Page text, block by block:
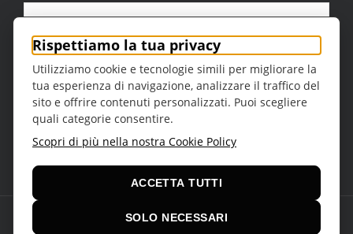
Sesso
2026 | Teatro della Regina Theme by
Rispettiamo la tua privacy
Utilizziamo cookie e tecnologie simili per migliorare la
tua esperienza di navigazione, analizzare il traffico del
sito e offrire contenuti personalizzati. Puoi scegliere
quali categorie consentire.
Scopri di più nella nostra Cookie Policy
ACCETTA TUTTI
SOLO NECESSARI